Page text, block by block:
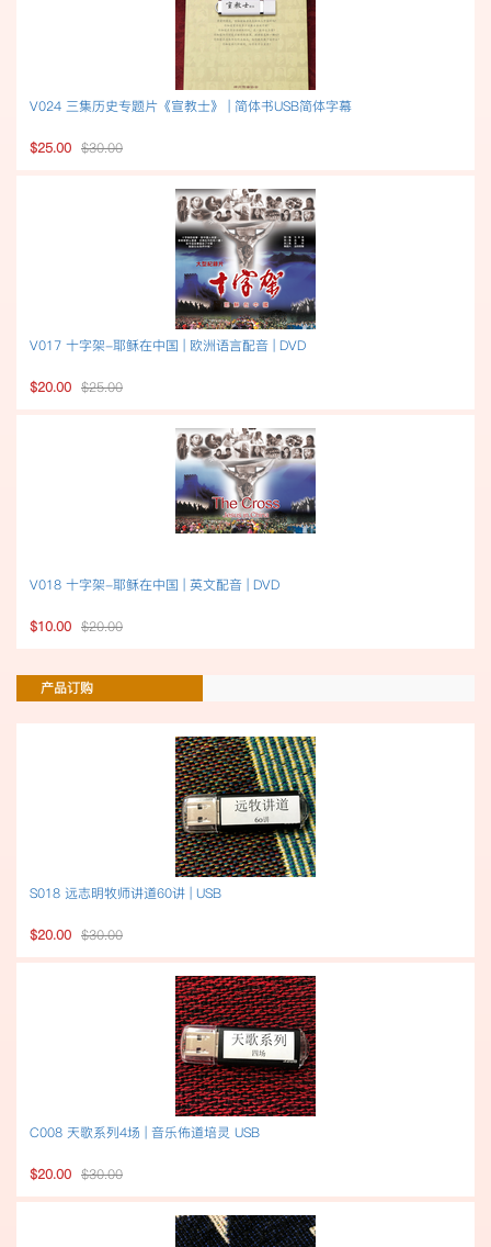
V024 三集历史专题片《宣教士》 | 简体书USB简体字幕
$25.00 $30.00
V017 十字架-耶稣在中国 | 欧洲语言配音 | DVD
$20.00 $25.00
V018 十字架-耶稣在中国 | 英文配音 | DVD
$10.00 $20.00
产品订购
S018 远志明牧师讲道60讲 | USB
$20.00 $30.00
C008 天歌系列4场 | 音乐佈道培灵 USB
$20.00 $30.00